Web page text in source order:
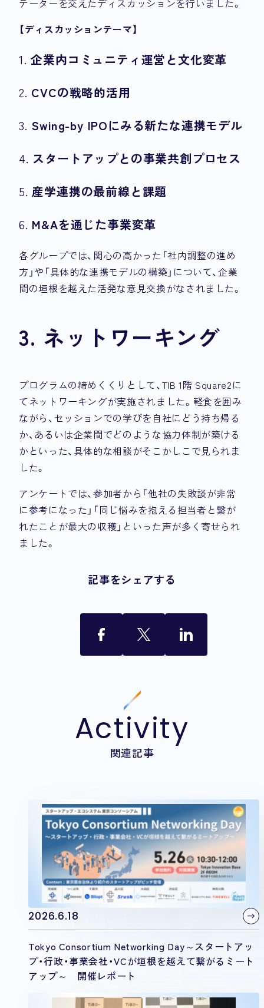
テーターを交えたディスカッションを行いました。
【ディスカッションテーマ】
1.企業内コミュニティ運営と文化変革
2. CVCの戦略的活用
3. Swing-by IPOにみる新たな連携モデル
4. スタートアップとの事業共創プロセス
5.産学連携の最前線と課題
6. M&Aを通じた事業変革
各グループでは、関心の高かった「社内調整の進め
方」や「具体的な連携モデルの構築」について、企業
間の垣根を越えた活発な意見交換がなされました。
3. ネットワーキング
プログラムの締めくくりとして、TIB 1階 Square2に
てネットワーキングが実施されました。軽食を囲み
ながら、セッションでの学びを自社にどう持ち帰る
か、あるいは企業間でどのような協力体制が築ける
かといった、具体的な相談がそこかしこで見られま
した。
アンケートでは、参加者から「他社の失敗談が非常
に参考になった」「同じ悩みを抱える担当者と繋が
れたことが最大の収穫」といった声が多く寄せられ
ました。
記事をシェアする
Activity
関連記事
2026.6.18
Tokyo Consortium Networking Day～スタートアッ
プ・行政・事業会社・VCが垣根を越えて繋がるミート
アップ～ 開催レポート